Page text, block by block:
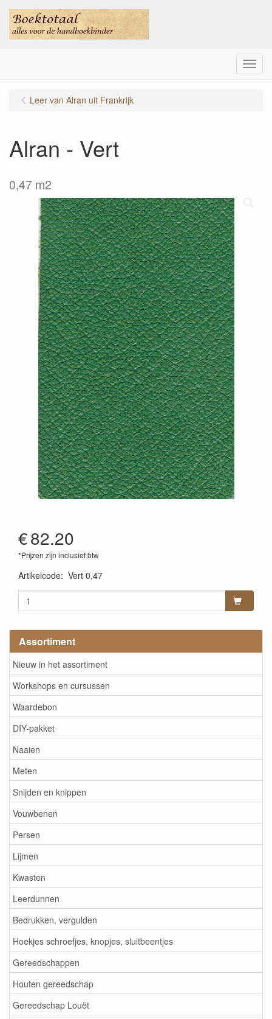
Menu
Assortiment
Nieuw in het assortiment
Workshops en cursussen
Waardebon
DIY-pakket
Naaien
Meten
Snijden en knippen
Vouwbenen
Persen
Lijmen
Kwasten
Leerdunnen
Bedrukken, vergulden
Hoekjes schroefjes, knopjes, sluitbeentjes
Gereedschappen
Houten gereedschap
Gereedschap Louët
Leer van Alran uit Frankrijk
Alran - Vert
0,47 m2
€82.20
*Prijzen zijn inclusief btw
Artikelcode: Vert 0,47